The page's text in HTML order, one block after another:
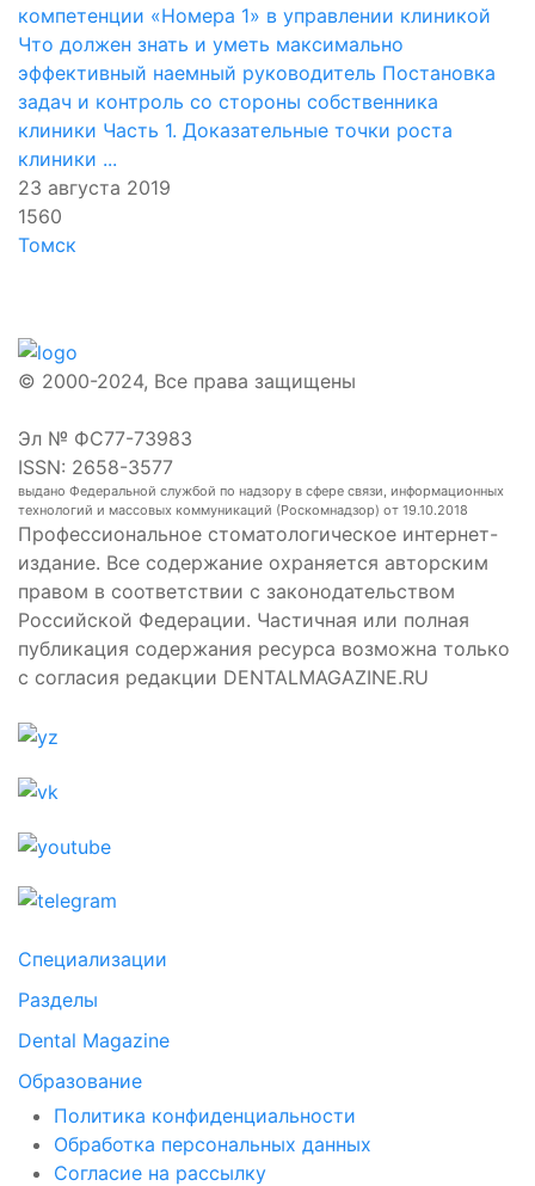
компетенции «Номера 1» в управлении клиникой
Что должен знать и уметь максимально
эффективный наемный руководитель Постановка
задач и контроль со стороны собственника
клиники Часть 1. Доказательные точки роста
клиники ...
23 августа 2019
1560
Томск
© 2000-2024, Все права защищены
Эл № ФС77-73983
ISSN: 2658-3577
выдано Федеральной службой по надзору в сфере связи, информационных
технологий и массовых коммуникаций (Роскомнадзор) от 19.10.2018
Профессиональное стоматологическое интернет-
издание. Все содержание охраняется авторским
правом в соответствии с законодательством
Российской Федерации. Частичная или полная
публикация содержания ресурса возможна только
с согласия редакции DENTALMAGAZINE.RU
Специализации
Разделы
Dental Magazine
Образование
Политика конфиденциальности
Обработка персональных данных
Согласие на рассылку